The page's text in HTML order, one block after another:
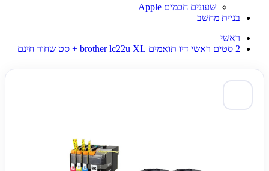
שעונים חכמים Apple
בניית מחשב
ראשי
2 סטים ראשי דיו תואמים brother lc22u XL + סט שחור חינם